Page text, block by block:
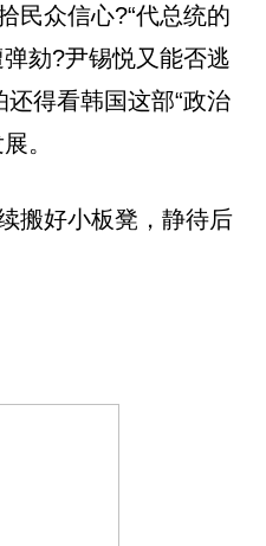
民众信心?“代总统的
劾?尹锡悦又能否逃
得看韩国这部“政治
。
搬好小板凳，静待后